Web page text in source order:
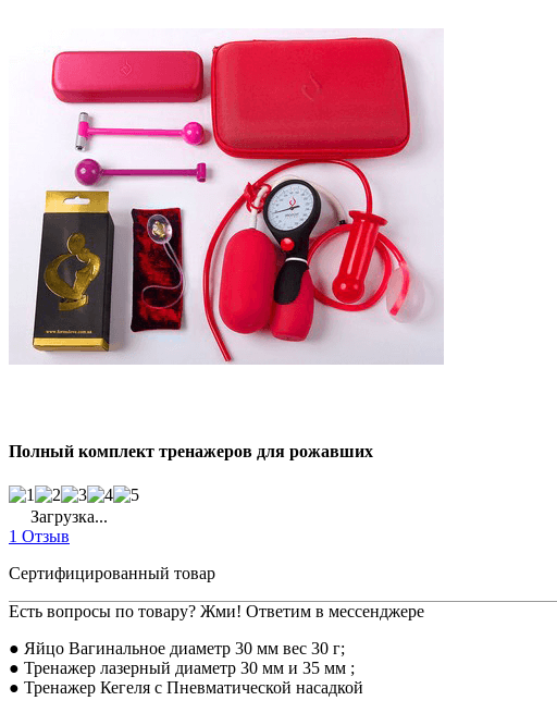
Полный комплект тренажеров для рожавших
Загрузка...
1 Отзыв
Сертифицированный товар
Есть вопросы по товару? Жми! Ответим в мессенджере
● Яйцо Вагинальное диаметр 30 мм вес 30 г;
● Тренажер лазерный диаметр 30 мм и 35 мм ;
● Тренажер Кегеля с Пневматической насадкой